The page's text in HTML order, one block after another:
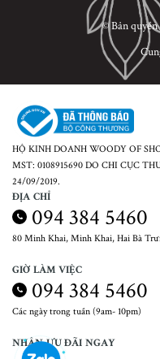
© Bản
HỘ KINH DOANH WOODY OF
MST: 0108915690 DO CHI CỤC
24/09/2019.
ĐỊA CHỈ
094 384 5460
80 Minh Khai, Minh Khai, Hai Bà
GIỜ LÀM VIỆC
094 384 5460
Các ngày trong tuần (9am- 10pm)
NHẬN ƯU ĐÃI NGAY